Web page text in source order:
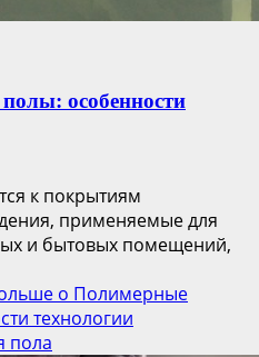
особенности
к покрытиям
применяемые для
и бытовых помещений,
о Полимерные
технологии
пола